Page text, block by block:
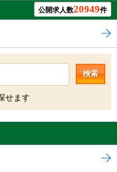
公開求人数20949件
検索
せます